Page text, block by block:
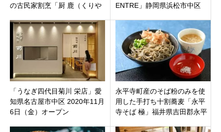
の古民家割烹「厨 鹿（くりや
かが？
ENTRE」静岡県浜松市中区
「うなぎ四代目菊川 栄店」愛
知県名古屋市中区 2020年11月
6日（金）オープン
永平寺町産のそば粉のみを使
用した手打ち十割蕎麦「永平
寺そば 極」福井県吉田郡永平